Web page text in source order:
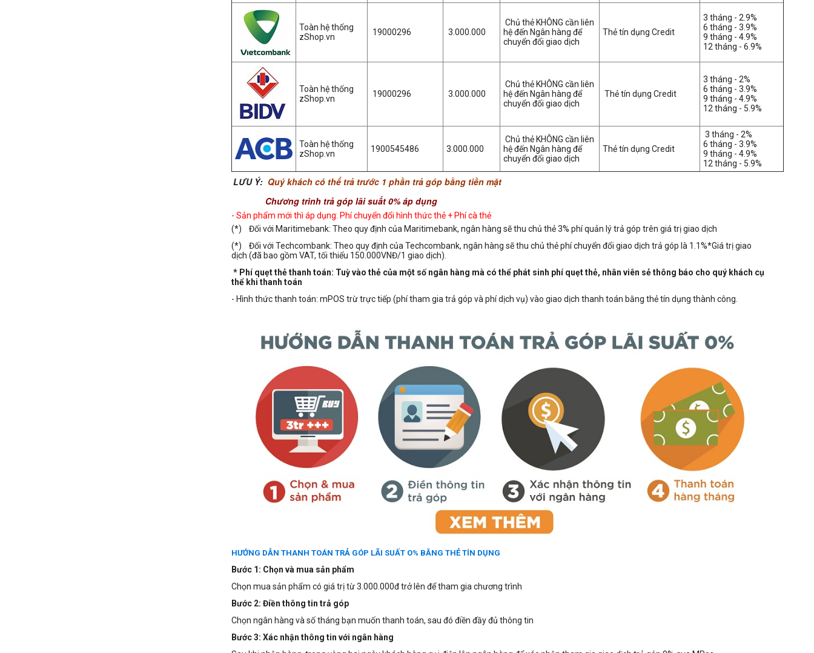
Toàn hệ thống
zShop.vn
19000296 3.000.000
Chủ thẻ KHÔNG cần liên
hệ đến Ngân hàng để
chuyển đổi giao dịch
Thẻ tín dụng Credit
3 tháng - 2.9%
6 tháng - 3.9%
9 tháng - 4.9%
12 tháng - 6.9%
Toàn hệ thống
zShop.vn
19000296 3.000.000
Chủ thẻ KHÔNG cần liên
hệ đến Ngân hàng để
chuyển đổi giao dịch
Thẻ tín dụng Credit
3 tháng - 2%
6 tháng - 3.9%
9 tháng - 4.9%
12 tháng - 5.9%
Toàn hệ thống
zShop.vn
1900545486 3.000.000
Chủ thẻ KHÔNG cần liên
hệ đến Ngân hàng để
chuyển đổi giao dịch
Thẻ tín dụng Credit
3 tháng - 2%
6 tháng - 3.9%
9 tháng - 4.9%
12 tháng - 5.9%
LƯU Ý: Quý khách có thể trả trước 1 phần trả góp bằng tiền mặt
Chương trình trả góp lãi suất 0% áp dụng
- Sản phẩm mới thì áp dụng: Phí chuyển đổi hình thức thẻ + Phí cà thẻ
(*)
Đối với Maritimebank: Theo quy định của Maritimebank, ngân hàng sẽ thu chủ thẻ 3% phí quản lý trả góp trên giá trị giao dịch
(*)
Đối với Techcombank: Theo quy định của Techcombank, ngân hàng sẽ thu chủ thẻ phí chuyển đổi giao dịch trả góp là 1.1%*Giá trị giao
dịch (đã bao gồm VAT, tối thiểu 150.000VNĐ/1 giao dịch).
* Phí quẹt thẻ thanh toán: Tuỳ vào thẻ của một số ngân hàng mà có thể phát sinh phí quẹt thẻ, nhân viên sẻ thông báo cho quý khách cụ
thể khi thanh toán
- Hình thức thanh toán: mPOS trừ trực tiếp (phí tham gia trả góp và phí dịch vụ) vào giao dịch thanh toán bằng thẻ tín dụng thành công.
HƯỚNG DẪN THANH TOÁN TRẢ GÓP LÃI SUẤT O% BẰNG THẺ TÍN DỤNG
Bước 1: Chọn và mua sản phẩm
Chọn mua sản phẩm có giá trị từ 3.000.000đ trở lên để tham gia chương trình
Bước 2: Điền thông tin trả góp
Chọn ngân hàng và số tháng bạn muốn thanh toán, sau đó điền đầy đủ thông tin
Bước 3: Xác nhận thông tin với ngân hàng